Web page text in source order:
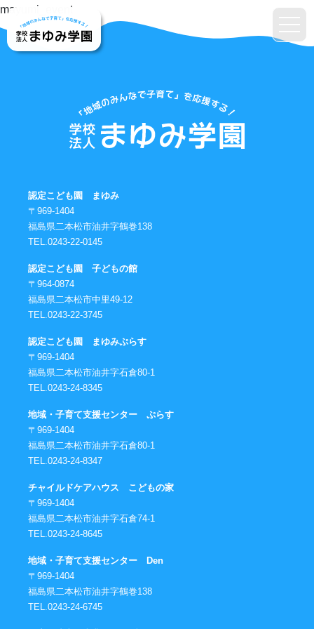
mayumi_event
認定こども園 まゆみ
〒969-1404
福島県二本松市油井字鶴巻138
TEL.0243-22-0145
認定こども園 子どもの館
〒964-0874
福島県二本松市中里49-12
TEL.0243-22-3745
認定こども園 まゆみぷらす
〒969-1404
福島県二本松市油井字石倉80-1
TEL.0243-24-8345
地域・子育て支援センター ぷらす
〒969-1404
福島県二本松市油井字石倉80-1
TEL.0243-24-8347
チャイルドケアハウス こどもの家
〒969-1404
福島県二本松市油井字石倉74-1
TEL.0243-24-8645
地域・子育て支援センター Den
〒969-1404
福島県二本松市油井字鶴巻138
TEL.0243-24-6745